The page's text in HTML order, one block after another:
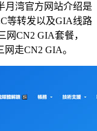
月湾官方网站介绍是
等转发以及GIA线路
网CN2 GIA套餐，
走CN2 GIA。